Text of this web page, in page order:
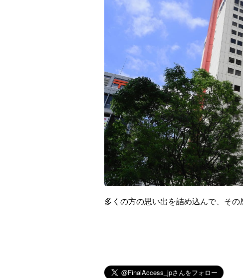
香川県
九州・沖縄地方
福岡県
佐賀県
多くの方の思い出を詰め込んで、その